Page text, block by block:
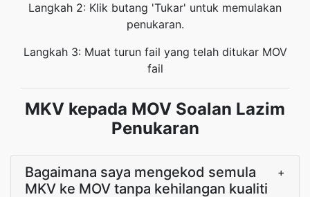
Langkah 2: Klik butang 'Tukar' untuk memulakan
penukaran.
Langkah 3: Muat turun fail yang telah ditukar MOV
fail
MKV kepada MOV Soalan Lazim
Penukaran
Bagaimana saya mengekod semula
MKV ke MOV tanpa kehilangan kualiti
+